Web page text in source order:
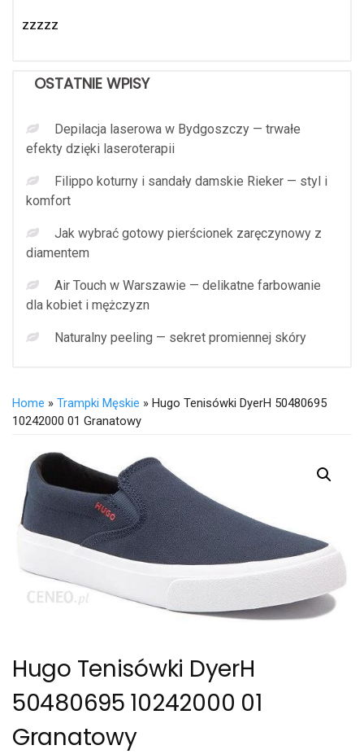
zzzzz
OSTATNIE WPISY
Depilacja laserowa w Bydgoszczy — trwałe
efekty dzięki laseroterapii
Filippo koturny i sandały damskie Rieker — styl i
komfort
Jak wybrać gotowy pierścionek zaręczynowy z
diamentem
Air Touch w Warszawie — delikatne farbowanie
dla kobiet i mężczyzn
Naturalny peeling — sekret promiennej skóry
Home » Trampki Męskie » Hugo Tenisówki DyerH 50480695
10242000 01 Granatowy
Hugo Tenisówki DyerH
50480695 10242000 01
Granatowy